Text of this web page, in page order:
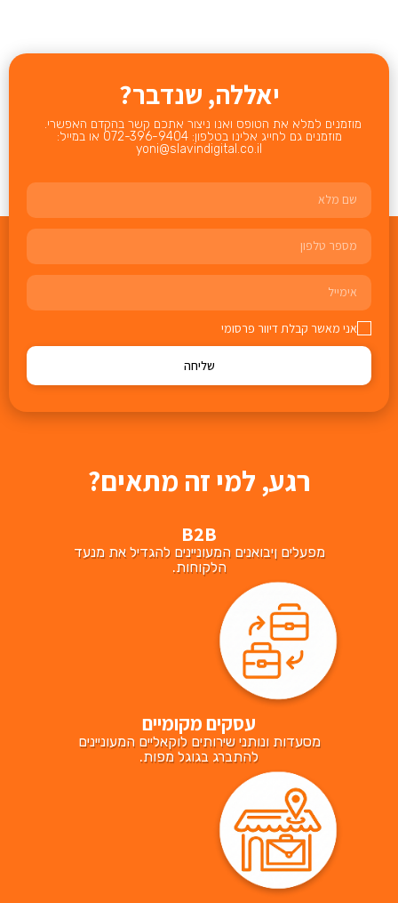
יאללה, שנדבר?
מוזמנים למלא את הטופס ואנו ניצור אתכם קשר בהקדם האפשרי.
מוזמנים גם לחייג אלינו בטלפון: 072-396-9404 או במייל:
yoni@slavindigital.co.il
אני מאשר קבלת דיוור פרסומי
שליחה
רגע, למי זה מתאים?
B2B
מפעלים ןיבואנים המעוניינים להגדיל את מנעד
הלקוחות.
עסקים מקומיים
מסעדות ונותני שירותים לוקאליים המעוניינים
להתברג בגוגל מפות.